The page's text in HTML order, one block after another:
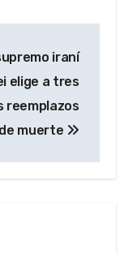
iraní
elige a tres
reemplazos
muerte